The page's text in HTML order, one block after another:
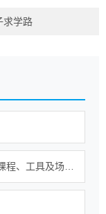
求学路